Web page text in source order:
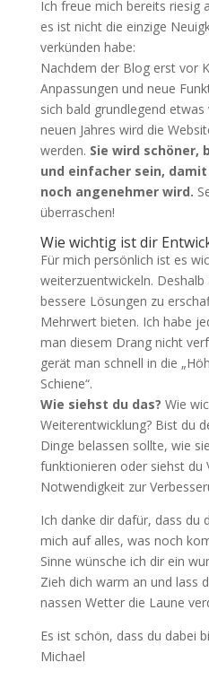
Ich freue mich bereits riesig
es ist nicht die einzige
verkünden habe:
Nachdem der Blog erst vor
Anpassungen und neue
sich bald grundlegend
neuen Jahres wird die
werden. Sie wird schöner,
und einfacher sein,
noch angenehmer wird.
überraschen!
Wie wichtig ist dir
Für mich persönlich ist es
weiterzuentwickeln.
bessere Lösungen zu
Mehrwert bieten. Ich habe
man diesem Drang nicht
gerät man schnell in die
Schiene“.
Wie siehst du das? Wie
Weiterentwicklung? Bist du
Dinge belassen sollte, wie
funktionieren oder siehst du
Notwendigkeit zur
Ich danke dir dafür, dass du
mich auf alles, was noch
Sinne wünsche ich dir ein
Zieh dich warm an und lass
nassen Wetter die Laune
Es ist schön, dass du dabei
Michael